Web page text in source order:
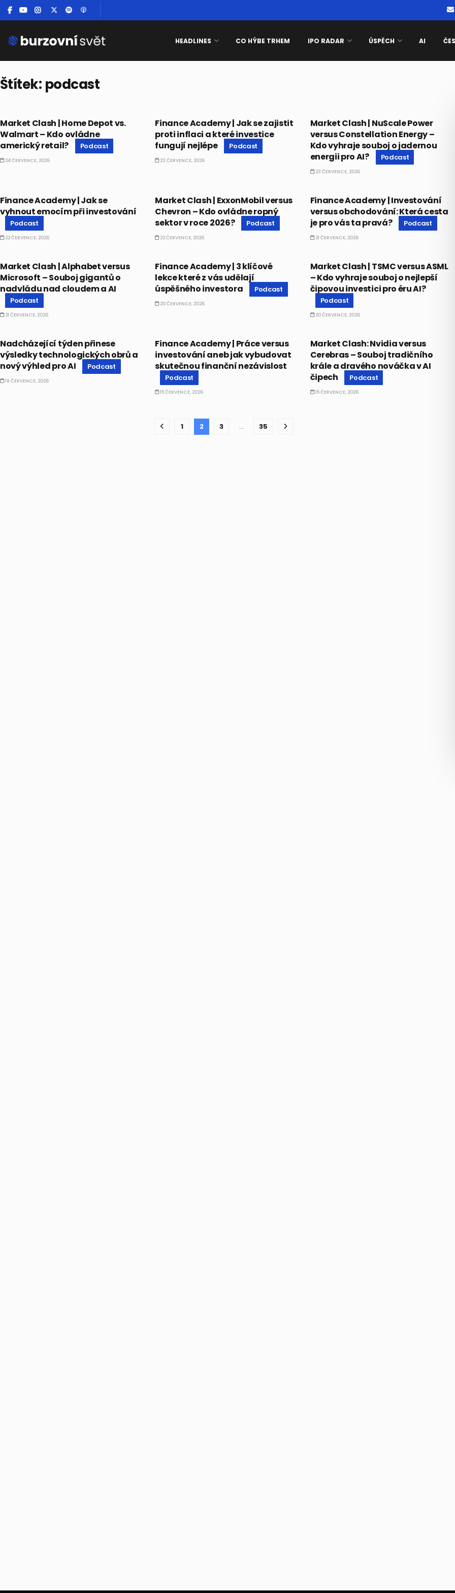
HEADLINES CO HÝBE TRHEM IPO RADAR ÚSPĚCH AI
Štítek: podcast
Market Clash | Home Depot vs.
Walmart – Kdo ovládne
americký retail?
Podcast
24 ČERVENCE, 2026
Finance Academy | Jak se zajistit
proti inflaci a které investice
fungují nejlépe
Podcast
23 ČERVENCE, 2026
Market Clash | NuScale Power
versus Constellation Energy –
Kdo vyhraje souboj o jadernou
energii pro AI?
Podcast
23 ČERVENCE, 2026
Finance Academy | Jak se
vyhnout emocím při investování
Podcast
22 ČERVENCE, 2026
Market Clash | ExxonMobil versus
Chevron – Kdo ovládne ropný
sektor v roce 2026?
Podcast
22 ČERVENCE, 2026
Finance Academy | Investování
versus obchodování: Která cesta
je pro vás ta pravá?
Podcast
21 ČERVENCE, 2026
Market Clash | Alphabet versus
Microsoft – Souboj gigantů o
nadvládu nad cloudem a AI
Podcast
21 ČERVENCE, 2026
Finance Academy | 3 klíčové
lekce které z vás udělají
úspěšného investora
Podcast
20 ČERVENCE, 2026
Market Clash | TSMC versus ASML
– Kdo vyhraje souboj o nejlepší
čipovou investici pro éru AI?
Podcast
20 ČERVENCE, 2026
Nadcházející týden přinese
výsledky technologických obrů a
nový výhled pro AI
Podcast
19 ČERVENCE, 2026
Finance Academy | Práce versus
investování aneb jak vybudovat
skutečnou finanční nezávislost
Podcast
15 ČERVENCE, 2026
Market Clash: Nvidia versus
Cerebras – Souboj tradičního
krále a dravého nováčka v AI
čipech
Podcast
15 ČERVENCE, 2026
1 2 3 … 35